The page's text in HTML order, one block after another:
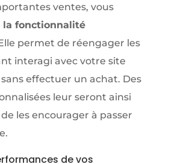
ventes, vous
la fonctionnalité
permet de réengager les
interagi avec votre site
effectuer un achat. Des
leur seront ainsi
les encourager à passer
de vos